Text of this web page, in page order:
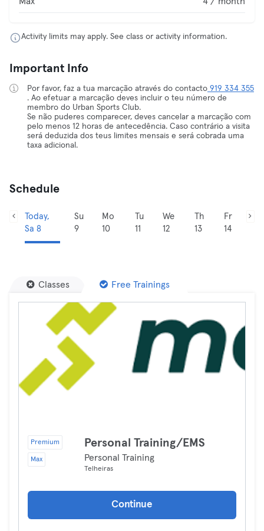
Activity limits may apply. See class or activity information.
Important Info
Por favor, faz a tua marcação através do contacto 919 334 355
. Ao efetuar a marcação deves incluir o teu número de
membro do Urban Sports Club.
Se não puderes comparecer, deves cancelar a marcação com
pelo menos 12 horas de antecedência. Caso contrário a visita
será deduzida dos teus limites mensais e será cobrada uma
taxa adicional.
Schedule
Today,
Sa 8
Su
9
Mo
10
Tu
11
We
12
Th
13
Fr
14
Classes Free Trainings
Premium
Max
Personal Training/EMS
Personal Training
Telheiras
Continue